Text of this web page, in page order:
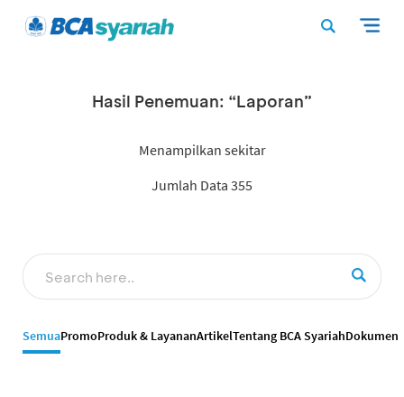
Hasil Penemuan: “Laporan”
Menampilkan sekitar
Jumlah Data 355
SemuaPromoProduk & LayananArtikelTentang BCA SyariahDokumen